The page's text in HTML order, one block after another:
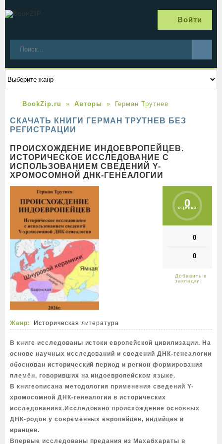
Войти
BookZip.ru Авторы Герман Трутнев
СКАЧАТЬ КНИГИ ГЕРМАН ТРУТНЕВ БЕЗ
РЕГИСТРАЦИИ
ПРОИСХОЖДЕНИЕ ИНДОЕВРОПЕЙЦЕВ.
ИСТОРИЧЕСКОЕ ИССЛЕДОВАНИЕ С
ИСПОЛЬЗОВАНИЕМ СВЕДЕНИЙ Y-
ХРОМОСОМНОЙ ДНК-ГЕНЕАЛОГИИ
0
оценка
0
0
Жанр: Историческая литература
В книге исследованы истоки европейской цивилизации. На
основе научных исследований и сведений ДНК-генеалогии
обоснован исторический период и регион формирования
племён, говоривших на индоевропейском языке.
В книгеописана методология применения сведений Y-
хромосомной ДНК-генеалогии в исторических
исследованиях.Исследовано происхождение основных
ДНК-родов у современных европейцев, индийцев и
иранцев.
Впервые исследованы предания из Махабхараты в